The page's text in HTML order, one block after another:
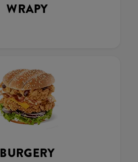
WRAPY
BURGERY